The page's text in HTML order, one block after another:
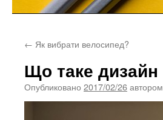
содержимому
← Як вибрати велосипед?
Що таке дизайн
Опубликовано 2017/02/26автором